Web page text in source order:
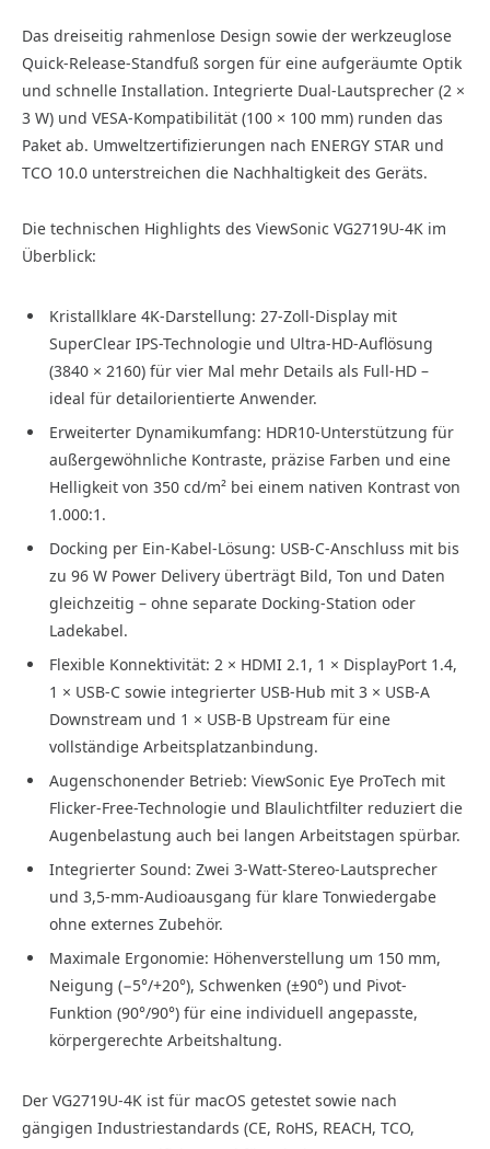
Das dreiseitig rahmenlose Design sowie der werkzeuglose
Quick-Release-Standfuß sorgen für eine aufgeräumte Optik
und schnelle Installation. Integrierte Dual-Lautsprecher (2 ×
3 W) und VESA-Kompatibilität (100 × 100 mm) runden das
Paket ab. Umweltzertifizierungen nach ENERGY STAR und
TCO 10.0 unterstreichen die Nachhaltigkeit des Geräts.
Die technischen Highlights des ViewSonic VG2719U-4K im
Überblick:
Kristallklare 4K-Darstellung: 27-Zoll-Display mit
SuperClear IPS-Technologie und Ultra-HD-Auflösung
(3840 × 2160) für vier Mal mehr Details als Full-HD –
ideal für detailorientierte Anwender.
Erweiterter Dynamikumfang: HDR10-Unterstützung für
außergewöhnliche Kontraste, präzise Farben und eine
Helligkeit von 350 cd/m² bei einem nativen Kontrast von
1.000:1.
Docking per Ein-Kabel-Lösung: USB-C-Anschluss mit bis
zu 96 W Power Delivery überträgt Bild, Ton und Daten
gleichzeitig – ohne separate Docking-Station oder
Ladekabel.
Flexible Konnektivität: 2 × HDMI 2.1, 1 × DisplayPort 1.4,
1 × USB-C sowie integrierter USB-Hub mit 3 × USB-A
Downstream und 1 × USB-B Upstream für eine
vollständige Arbeitsplatzanbindung.
Augenschonender Betrieb: ViewSonic Eye ProTech mit
Flicker-Free-Technologie und Blaulichtfilter reduziert die
Augenbelastung auch bei langen Arbeitstagen spürbar.
Integrierter Sound: Zwei 3-Watt-Stereo-Lautsprecher
und 3,5-mm-Audioausgang für klare Tonwiedergabe
ohne externes Zubehör.
Maximale Ergonomie: Höhenverstellung um 150 mm,
Neigung (−5°/+20°), Schwenken (±90°) und Pivot-
Funktion (90°/90°) für eine individuell angepasste,
körpergerechte Arbeitshaltung.
Der VG2719U-4K ist für macOS getestet sowie nach
gängigen Industriestandards (CE, RoHS, REACH, TCO,